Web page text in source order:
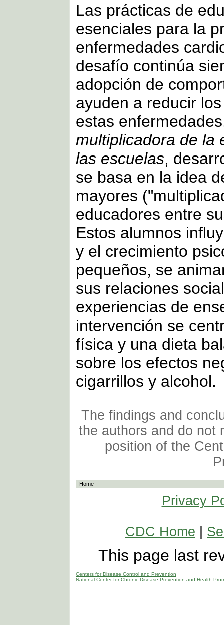
Las prácticas de
esenciales para la
enfermedades
desafío continúa
adopción de
ayuden a reducir
estas
multiplicadora de la
las escuelas,
se basa en la idea
mayores
educadores entre
Estos alumnos
y el crecimiento
pequeños, se
sus relaciones
experiencias de
intervención se
física y una dieta
sobre los efectos
cigarrillos y alcohol.
The findings and
the authors and do not
position of the
Home
Privacy
CDC Home
This page last
Centers for Disease Control and Prevention
National Center for Chronic Disease Prevention and Health